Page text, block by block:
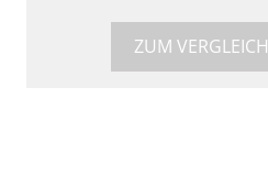
ZUM VERGLEICH